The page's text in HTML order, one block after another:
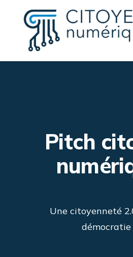
Pitch
Une citoyenneté
démocratie